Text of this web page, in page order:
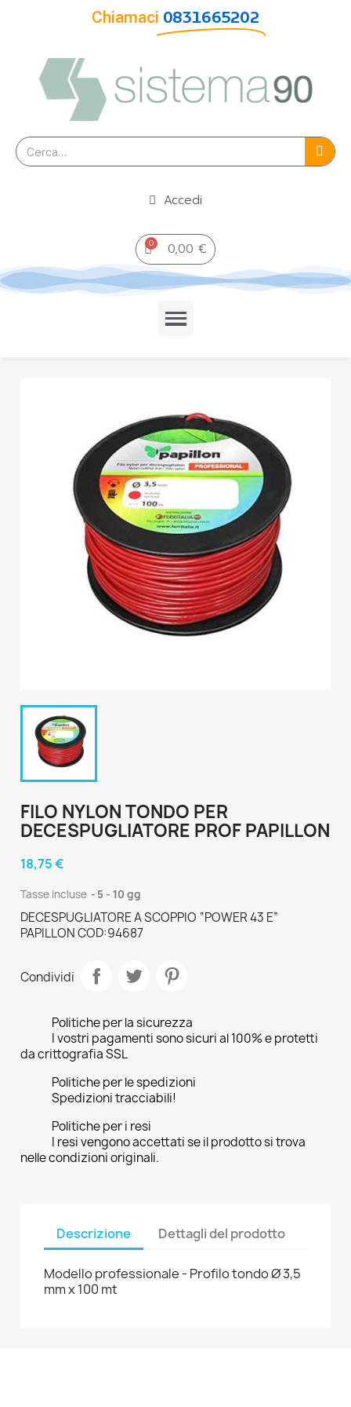
Chiamaci 0831665202
Accedi
0,00 €
FILO NYLON TONDO PER
DECESPUGLIATORE PROF PAPILLON
18,75 €
Tasse incluse 5 - 10 gg
DECESPUGLIATORE A SCOPPIO “POWER 43 E”
PAPILLON COD:94687
Condividi
Politiche per la sicurezza
I vostri pagamenti sono sicuri al 100% e protetti
da crittografia SSL
Politiche per le spedizioni
Spedizioni tracciabili!
Politiche per i resi
I resi vengono accettati se il prodotto si trova
nelle condizioni originali.
Descrizione Dettagli del prodotto
Modello professionale - Profilo tondo Ø 3,5
mm x 100 mt